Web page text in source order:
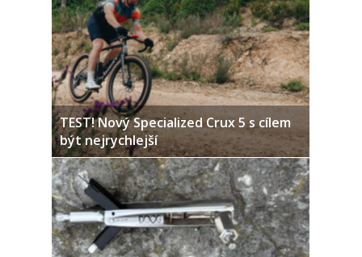
TEST! Nový Specialized Crux 5 s cílem
být nejrychlejší